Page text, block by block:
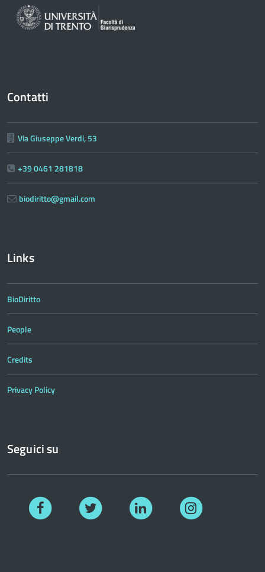
Contatti
Via Giuseppe Verdi, 53
+39 0461 281818
biodiritto@gmail.com
Links
BioDiritto
People
Credits
Privacy Policy
Seguici su
Facebook Linkedin